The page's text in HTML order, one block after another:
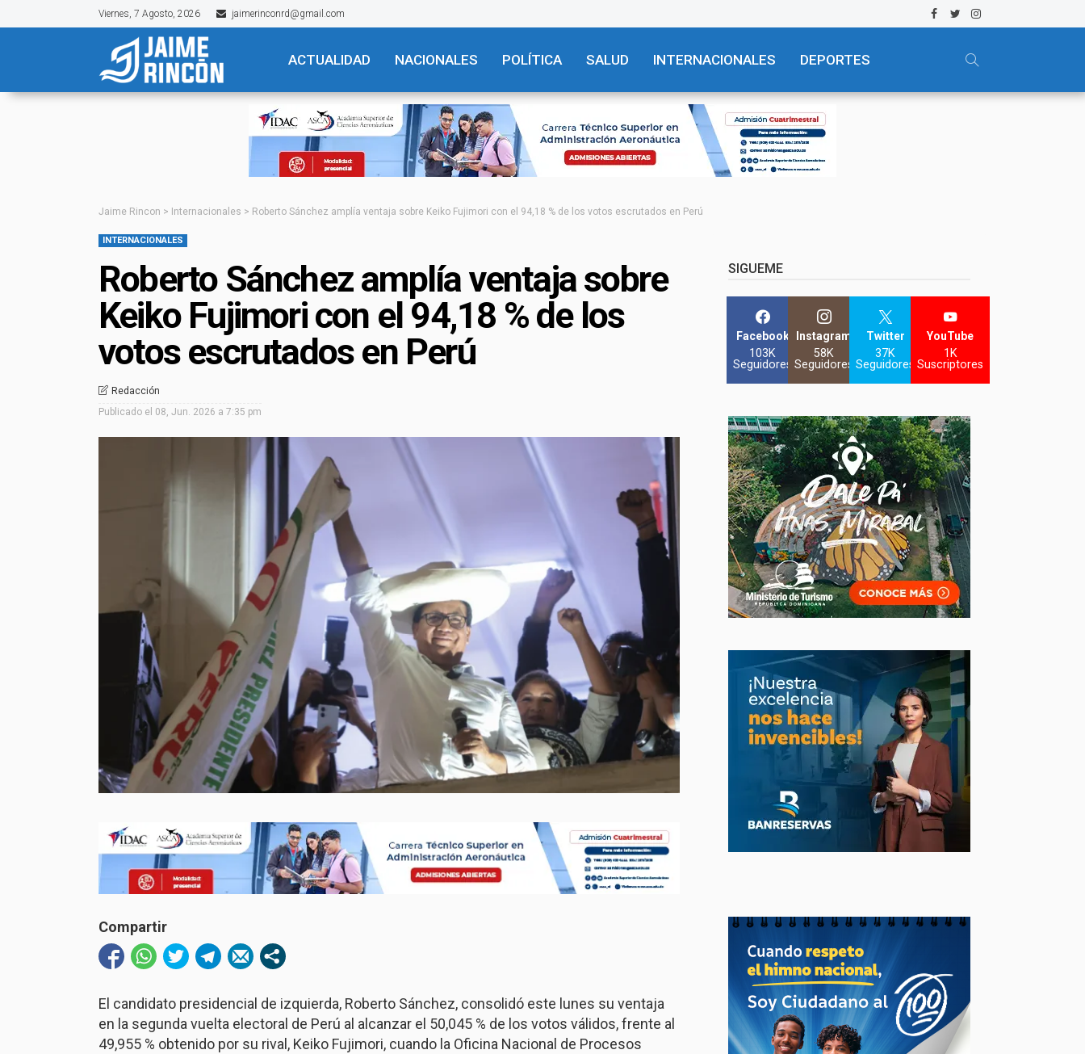
Viernes, 7 Agosto, 2026 jaimerinconrd@gmail.com
ACTUALIDAD NACIONALES POLÍTICA SALUD INTERNACIONALES DEPORTES
Jaime Rincon > Internacionales > Roberto Sánchez amplía ventaja sobre Keiko Fujimori con el 94,18 % de los votos escrutados en Perú
INTERNACIONALES
Roberto Sánchez amplía ventaja sobre
Keiko Fujimori con el 94,18 % de los
votos escrutados en Perú
Redacción
Publicado el 08, Jun. 2026 a 7:35 pm
Compartir
El candidato presidencial de izquierda, Roberto Sánchez, consolidó este lunes su ventaja
en la segunda vuelta electoral de Perú al alcanzar el 50,045 % de los votos válidos, frente al
49,955 % obtenido por su rival, Keiko Fujimori, cuando la Oficina Nacional de Procesos
SIGUEME
Facebook
103K
Seguidores
Instagram
58K
Seguidores
Twitter
37K
Seguidores
YouTube
1K
Suscriptores